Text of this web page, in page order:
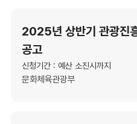
2025년 상반기 관광진
공고
신청기간 : 예산 소진시까지
문화체육관광부